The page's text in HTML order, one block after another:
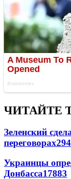
ЧИТАЙТЕ
Зеленский
переговорах
Украинцы
Донбасса17883